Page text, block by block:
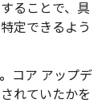
ることで、具
定できるよう
コア アップデ
れていたかを